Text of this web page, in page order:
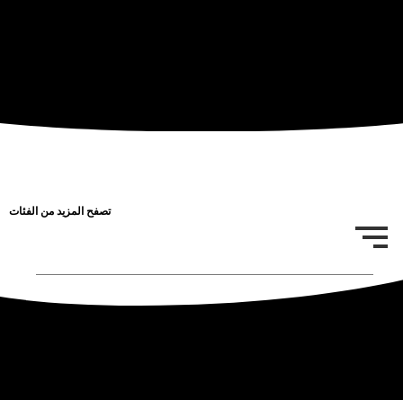
تصفح المزيد من الفئات